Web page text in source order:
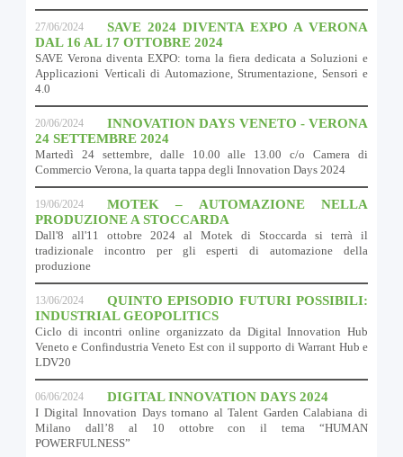
27/06/2024
SAVE 2024 DIVENTA EXPO A VERONA
DAL 16 AL 17 OTTOBRE 2024
SAVE Verona diventa EXPO: torna la fiera dedicata a Soluzioni e
Applicazioni Verticali di Automazione, Strumentazione, Sensori e
4.0
20/06/2024
INNOVATION DAYS VENETO - VERONA
24 SETTEMBRE 2024
Martedì 24 settembre, dalle 10.00 alle 13.00 c/o Camera di
Commercio Verona, la quarta tappa degli Innovation Days 2024
19/06/2024
MOTEK – AUTOMAZIONE NELLA
PRODUZIONE A STOCCARDA
Dall'8 all'11 ottobre 2024 al Motek di Stoccarda si terrà il
tradizionale incontro per gli esperti di automazione della
produzione
13/06/2024
QUINTO EPISODIO FUTURI POSSIBILI:
INDUSTRIAL GEOPOLITICS
Ciclo di incontri online organizzato da Digital Innovation Hub
Veneto e Confindustria Veneto Est con il supporto di Warrant Hub e
LDV20
06/06/2024 DIGITAL INNOVATION DAYS 2024
I Digital Innovation Days tornano al Talent Garden Calabiana di
Milano dall’8 al 10 ottobre con il tema “HUMAN
POWERFULNESS”